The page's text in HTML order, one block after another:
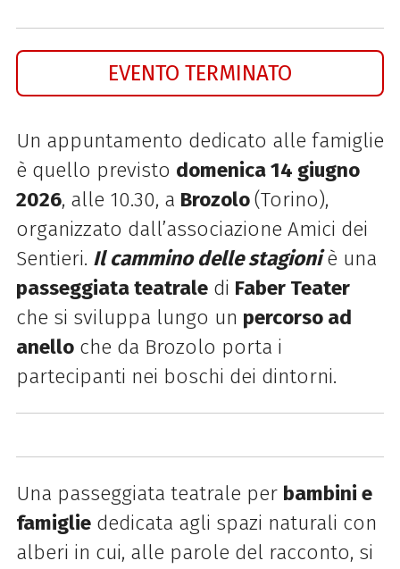
EVENTO TERMINATO
Un appuntamento dedicato alle famiglie
è quello previsto domenica 14 giugno
2026, alle 10.30, a Brozolo(Torino),
organizzato dall’associazione Amici dei
Sentieri. Il cammino delle stagioniè una
passeggiata teatraledi Faber Teater
che si sviluppa lungo un percorso ad
anelloche da Brozolo porta i
partecipanti nei boschi dei dintorni.
Una passeggiata teatrale per bambini e
famigliededicata agli spazi naturali con
alberi in cui, alle parole del racconto, si